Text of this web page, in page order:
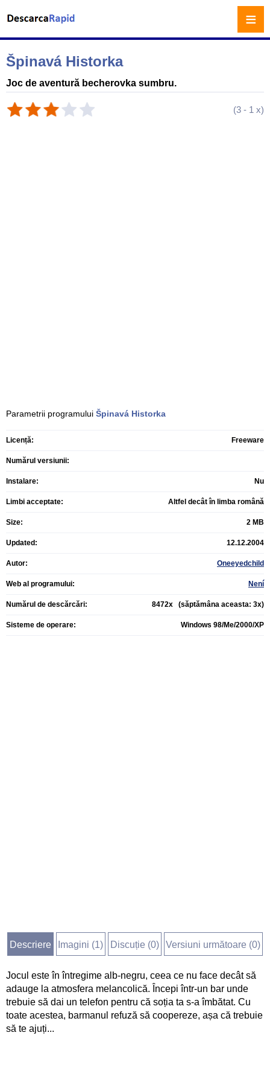
Špinavá Historka
Joc de aventură becherovka sumbru.
(3 - 1 x)
Parametrii programului Špinavá Historka
Licență: Freeware
Numărul versiunii:
Instalare: Nu
Limbi acceptate: Altfel decât în limba română
Size: 2 MB
Updated: 12.12.2004
Autor: Oneeyedchild
Web al programului: Není
Numărul de descărcări: 8472x (săptămâna aceasta: 3x)
Sisteme de operare: Windows 98/Me/2000/XP
Descriere Imagini (1) Discuție (0) Versiuni următoare (0)
Jocul este în întregime alb-negru, ceea ce nu face decât să
adauge la atmosfera melancolică. Începi într-un bar unde
trebuie să dai un telefon pentru că soția ta s-a îmbătat. Cu
toate acestea, barmanul refuză să coopereze, așa că trebuie
să te ajuți...
≡